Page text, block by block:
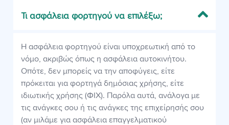
Τι ασφάλεια φορτηγού να επιλέξω;
Η ασφάλεια φορτηγού είναι υποχρεωτική από το
νόμο, ακριβώς όπως η ασφάλεια αυτοκινήτου.
Οπότε, δεν μπορείς να την αποφύγεις, είτε
πρόκειται για φορτηγά δημόσιας χρήσης, είτε
ιδιωτικής χρήσης (ΦΙΧ). Παρόλα αυτά, ανάλογα με
τις ανάγκες σου ή τις ανάγκες της επιχείρησής σου
(αν μιλάμε για ασφάλεια επαγγελματικού